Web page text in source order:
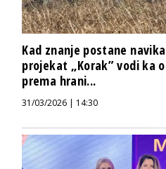
Kad znanje postane
projekat „Korak” vodi ka
prema hrani...
31/03/2026 | 14:30